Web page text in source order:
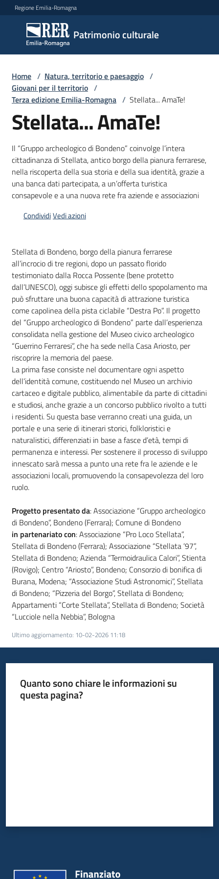
Vai al contenuto
Vai alla navigazione
Vai al footer
Regione Emilia-Romagna
Patrimonio culturale
Patrimonio
culturale
Argomenti
Novità
Servizi
Leggi
Bandi
Programmi
Progetti
Mediateca
Giuseppe
Guglielmi
Seguici
su
Home / Natura, territorio e paesaggio /
Giovani per il territorio /
Terza edizione Emilia-Romagna / Stellata... AmaTe!
Stellata... AmaTe!
Il “Gruppo archeologico di Bondeno” coinvolge l’intera
cittadinanza di Stellata, antico borgo della pianura ferrarese,
nella riscoperta della sua storia e della sua identità, grazie a
una banca dati partecipata, a un’offerta turistica
consapevole e a una nuova rete fra aziende e associazioni
CondividiVedi azioni
Stellata di Bondeno, borgo della pianura ferrarese
all’incrocio di tre regioni, dopo un passato florido
testimoniato dalla Rocca Possente (bene protetto
dall’UNESCO), oggi subisce gli effetti dello spopolamento ma
può sfruttare una buona capacità di attrazione turistica
come capolinea della pista ciclabile “Destra Po”. Il progetto
del “Gruppo archeologico di Bondeno” parte dall’esperienza
consolidata nella gestione del Museo civico archeologico
“Guerrino Ferraresi”, che ha sede nella Casa Ariosto, per
riscoprire la memoria del paese.
La prima fase consiste nel documentare ogni aspetto
dell’identità comune, costituendo nel Museo un archivio
cartaceo e digitale pubblico, alimentabile da parte di cittadini
e studiosi, anche grazie a un concorso pubblico rivolto a tutti
i residenti. Su questa base verranno creati una guida, un
portale e una serie di itinerari storici, folkloristici e
naturalistici, differenziati in base a fasce d’età, tempi di
permanenza e interessi. Per sostenere il processo di sviluppo
innescato sarà messa a punto una rete fra le aziende e le
associazioni locali, promuovendo la consapevolezza del loro
ruolo.
Progetto presentato da: Associazione “Gruppo archeologico
di Bondeno”, Bondeno (Ferrara); Comune di Bondeno
in partenariato con: Associazione “Pro Loco Stellata”,
Stellata di Bondeno (Ferrara); Associazione “Stellata ’97”,
Stellata di Bondeno; Azienda “Termoidraulica Calori”, Stienta
(Rovigo); Centro “Ariosto”, Bondeno; Consorzio di bonifica di
Burana, Modena; “Associazione Studi Astronomici”, Stellata
di Bondeno; “Pizzeria del Borgo”, Stellata di Bondeno;
Appartamenti “Corte Stellata”, Stellata di Bondeno; Società
“Lucciole nella Nebbia”, Bologna
Ultimo aggiornamento: 10-02-2026 11:18
Quanto sono chiare le informazioni su
questa pagina?